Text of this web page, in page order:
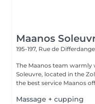
Maanos
195-197, Rue de Differdange
The Maanos team
Soleuvre, located in the
the best service Maanos
Massage + cupping